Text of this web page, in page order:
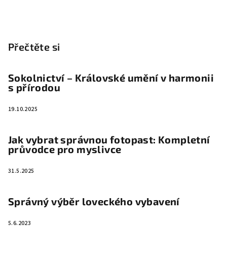
Přečtěte si
Sokolnictví – Královské umění v harmonii
s přírodou
19.10.2025
Jak vybrat správnou fotopast: Kompletní
průvodce pro myslivce
31.5.2025
Správný výběr loveckého vybavení
5.6.2023